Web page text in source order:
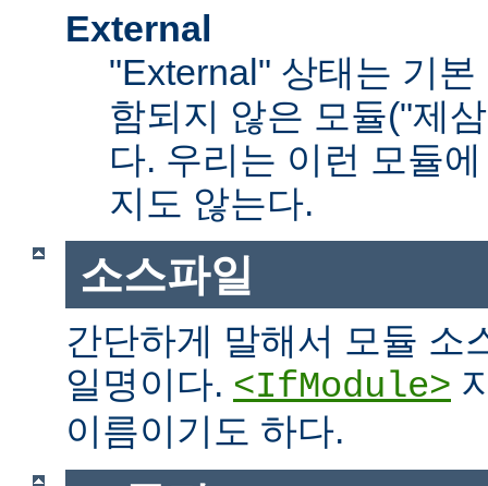
External
"External" 상태는 기
함되지 않은 모듈("제
다. 우리는 이런 모듈
지도 않는다.
소스파일
간단하게 말해서 모듈 소
일명이다. <IfModule>
이름이기도 하다.